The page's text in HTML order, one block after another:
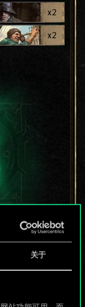
关于
x2
x2
一套
止这